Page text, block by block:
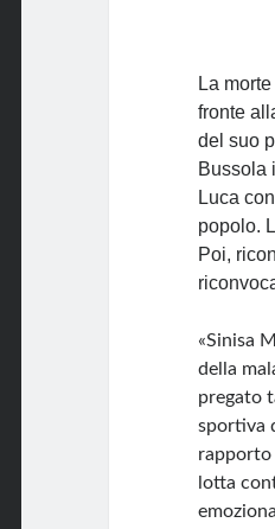
La
fronte
del suo
Bussola
Luca
popolo.
Poi,
«Sinisa
della
pregato
sportiva
rapporto
lotta